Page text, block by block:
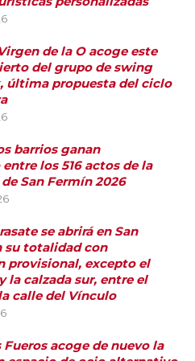
de la O acoge este
del grupo de swing
última propuesta del ciclo
barrios ganan
los 516 actos de la
San Fermín 2026
se abrirá en San
su totalidad con
provisional, excepto el
la calzada sur, entre el
calle del Vínculo
Fueros acoge de nuevo la